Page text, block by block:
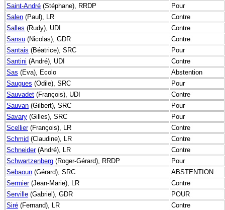
Saint-André (Stéphane), RRDP
Pour
Salen (Paul), LR
Contre
Salles (Rudy), UDI
Contre
Sansu (Nicolas), GDR
Contre
Santais (Béatrice), SRC
Pour
Santini (André), UDI
Contre
Sas (Eva), Ecolo
Abstention
Saugues (Odile), SRC
Pour
Sauvadet (François), UDI
Contre
Sauvan (Gilbert), SRC
Pour
Savary (Gilles), SRC
Pour
Scellier(François), LR
Contre
Schmid (Claudine), LR
Contre
Schneider(André), LR
Contre
Schwartzenberg (Roger-Gérard), RRDP
Pour
Sebaoun (Gérard), SRC
ABSTENTION
Sermier(Jean-Marie), LR
Contre
Serville (Gabriel), GDR
POUR
Siré (Fernand), LR
Contre